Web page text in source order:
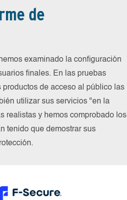
de
examinado la configuración
finales. En las pruebas
de acceso al público las
utilizar sus servicios "en la
realistas y hemos comprobado los
tenido que demostrar sus